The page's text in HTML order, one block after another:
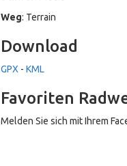
Weg: Terrain
Download
GPX - KML
Favoriten
Melden Sie sich mit Ihrem